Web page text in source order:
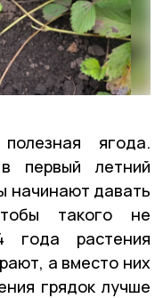
ягода.
первый летний
начинают давать
такого не
года растения
а вместо них
грядок лучше